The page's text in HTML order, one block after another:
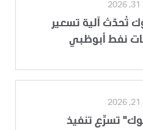
تُحدّث آلية تسعير
نفط أبوظبي
تسرِّع تنفيذ